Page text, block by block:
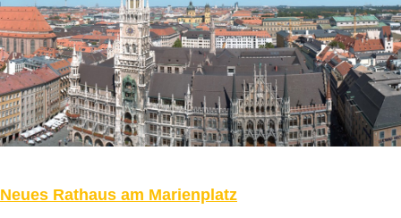
Neues Rathaus am Marienplatz